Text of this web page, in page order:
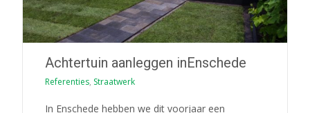
Achtertuin aanleggen inEnschede
Referenties, Straatwerk
In Enschede hebben we dit voorjaar een